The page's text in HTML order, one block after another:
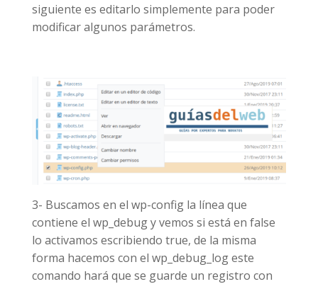
siguiente es editarlo simplemente para poder
modificar algunos parámetros.
3- Buscamos en el wp-config la línea que
contiene el wp_debug y vemos si está en false
lo activamos escribiendo true, de la misma
forma hacemos con el wp_debug_log este
comando hará que se guarde un registro con